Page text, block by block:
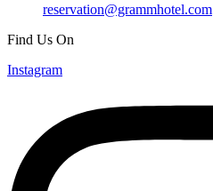
reservation@grammhotel.com
Find Us On
Instagram